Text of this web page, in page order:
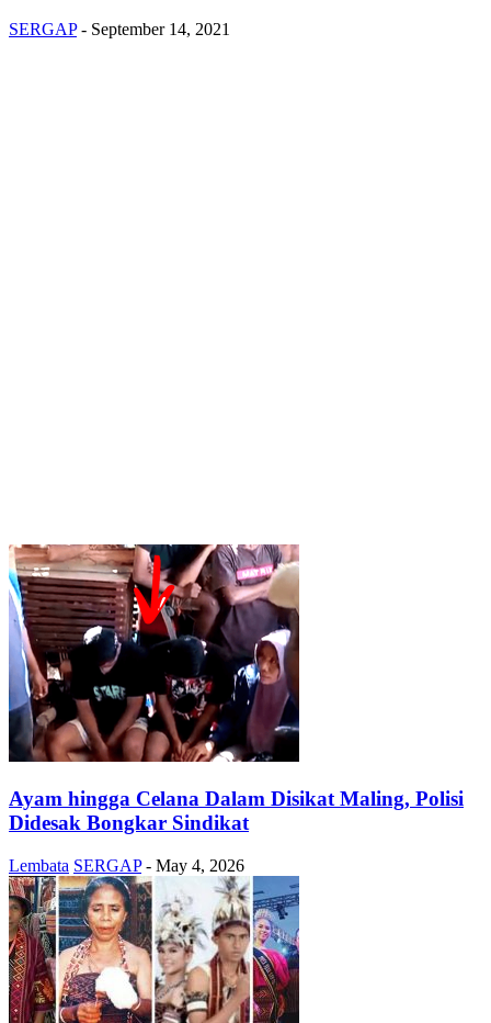
SERGAP - September 14, 2021
Ayam hingga Celana Dalam Disikat Maling, Polisi
Didesak Bongkar Sindikat
Lembata SERGAP - May 4, 2026